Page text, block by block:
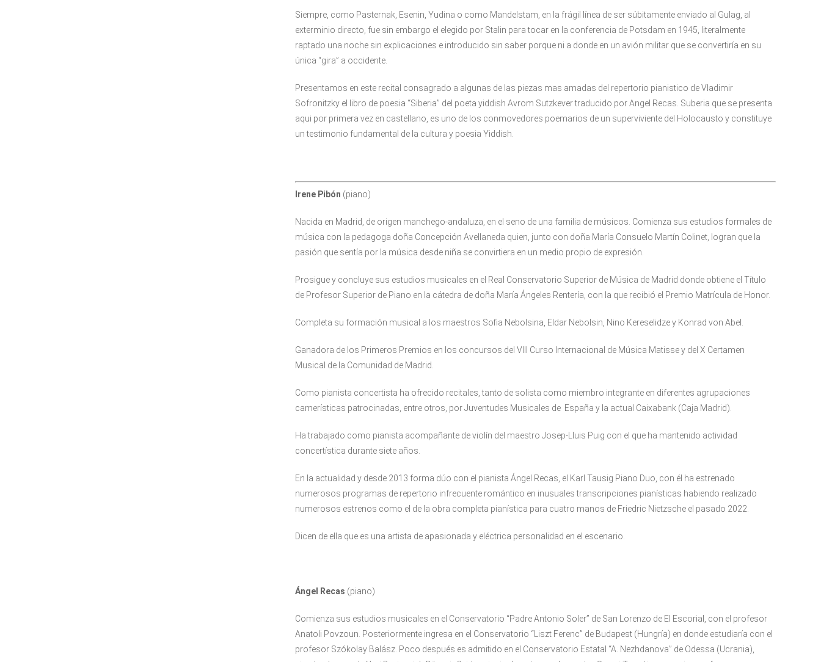
Siempre, como Pasternak, Esenin, Yudina o como Mandelstam, en la frágil línea de ser súbitamente enviado al Gulag, al
exterminio directo, fue sin embargo el elegido por Stalin para tocar en la conferencia de Potsdam en 1945, literalmente
raptado una noche sin explicaciones e introducido sin saber porque ni a donde en un avión militar que se convertiría en su
única “gira” a occidente.
Presentamos en este recital consagrado a algunas de las piezas mas amadas del repertorio pianistico de Vladimir
Sofronitzky el libro de poesia “Siberia” del poeta yiddish Avrom Sutzkever traducido por Angel Recas. Suberia que se presenta
aqui por primera vez en castellano, es uno de los conmovedores poemarios de un superviviente del Holocausto y constituye
un testimonio fundamental de la cultura y poesia Yiddish.
Irene Pibón (piano)
Nacida en Madrid, de origen manchego-andaluza, en el seno de una familia de músicos. Comienza sus estudios formales de
música con la pedagoga doña Concepción Avellaneda quien, junto con doña María Consuelo Martín Colinet, logran que la
pasión que sentía por la música desde niña se convirtiera en un medio propio de expresión.
Prosigue y concluye sus estudios musicales en el Real Conservatorio Superior de Música de Madrid donde obtiene el Título
de Profesor Superior de Piano en la cátedra de doña María Ángeles Rentería, con la que recibió el Premio Matrícula de Honor.
Completa su formación musical a los maestros Sofia Nebolsina, Eldar Nebolsin, Nino Kereselidze y Konrad von Abel.
Ganadora de los Primeros Premios en los concursos del VIII Curso Internacional de Música Matisse y del X Certamen
Musical de la Comunidad de Madrid.
Como pianista concertista ha ofrecido recitales, tanto de solista como miembro integrante en diferentes agrupaciones
camerísticas patrocinadas, entre otros, por Juventudes Musicales de España y la actual Caixabank (Caja Madrid).
Ha trabajado como pianista acompañante de violín del maestro Josep-Lluis Puig con el que ha mantenido actividad
concertística durante siete años.
En la actualidad y desde 2013 forma dúo con el pianista Ángel Recas, el Karl Tausig Piano Duo, con él ha estrenado
numerosos programas de repertorio infrecuente romántico en inusuales transcripciones pianísticas habiendo realizado
numerosos estrenos como el de la obra completa pianística para cuatro manos de Friedric Nietzsche el pasado 2022.
Dicen de ella que es una artista de apasionada y eléctrica personalidad en el escenario.
Ángel Recas (piano)
Comienza sus estudios musicales en el Conservatorio “Padre Antonio Soler” de San Lorenzo de El Escorial, con el profesor
Anatoli Povzoun. Posteriormente ingresa en el Conservatorio “Liszt Ferenc” de Budapest (Hungría) en donde estudiaría con el
profesor Szókolay Balász. Poco después es admitido en el Conservatorio Estatal “A. Nezhdanova” de Odessa (Ucrania),